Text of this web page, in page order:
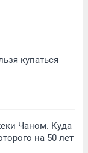
купаться
Чаном. Куда
на 50 лет